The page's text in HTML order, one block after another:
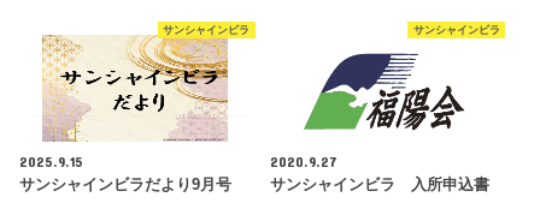
サンシャインビラ
2025.9.15
サンシャインビラだより9月号
サンシャインビラ
2020.9.27
サンシャインビラ 入所申込書